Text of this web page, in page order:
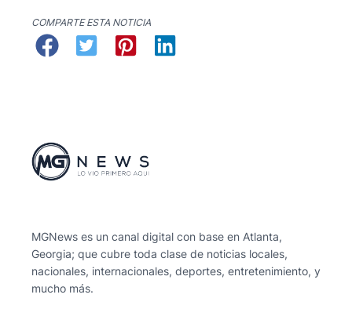
COMPARTE ESTA NOTICIA
MGNews es un canal digital con base en Atlanta,
Georgia; que cubre toda clase de noticias locales,
nacionales, internacionales, deportes, entretenimiento, y
mucho más.